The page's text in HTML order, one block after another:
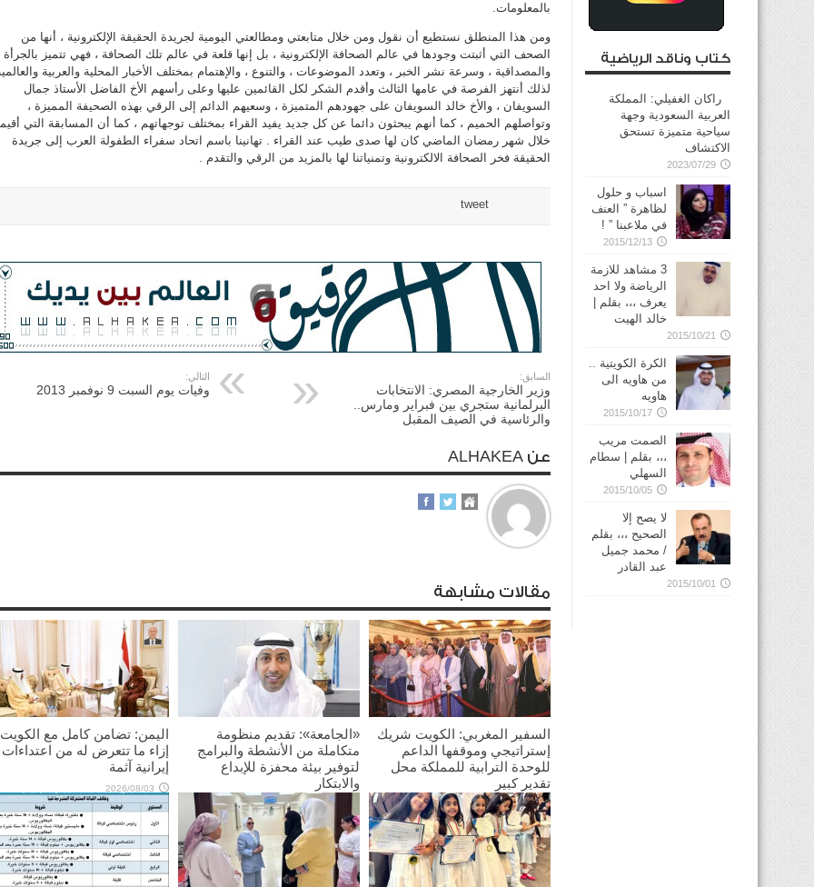
بالمعلومات.
ومن هذا المنطلق نستطيع أن نقول ومن خلال متابعتي ومطالعتي اليومية لجريدة الحقيقة الإلكترونية ، أنها من
الصحف التي أثبتت وجودها في عالم الصحافة الإلكترونية ، بل إنها قلعة في عالم تلك الصحافة ، فهي تتميز بالجرأة
والمصداقية ، وسرعة نشر الخبر ، وتعدد الموضوعات ، والتنوع ، والإهتمام بمختلف الأخبار المحلية والعربية
لذلك أنتهز الفرصة في عامها الثالث وأقدم الشكر لكل القائمين عليها وعلى رأسهم الأخ الفاضل الأستاذ جمال
السويفان ، والأخ خالد السويفان على جهودهم المتميزة ، وسعيهم الدائم إلى الرقي بهذه الصحيفة المميزة ،
وتواصلهم الحميم ، كما أنهم يبحثون دائما عن كل جديد يفيد القراء بمختلف توجهاتهم ، كما أن المسابقة التي
خلال شهر رمضان الماضي كان لها صدى طيب عند القراء . تهانينا باسم اتحاد سفراء الطفولة العرب إلى جريدة
الحقيقة فخر الصحافة الالكترونية وتمنياتنا لها بالمزيد من الرقي والتقدم .
tweet
السابق:
وزير الخارجية المصري: الانتخابات
البرلمانية ستجري بين فبراير ومارس..
والرئاسية في الصيف المقبل
التالي:
وفيات يوم السبت 9 نوفمبر 2013
عن ALHAKEA
مقالات مشابهة
السفير المغربي: الكويت شريك
إستراتيجي وموقفها الداعم
للوحدة الترابية للمملكة محل
تقدير كبير
2026/08/03
«الجامعة»: تقديم منظومة
متكاملة من الأنشطة والبرامج
لتوفير بيئة محفزة للإبداع
والابتكار
2026/08/03
اليمن: تضامن كامل مع الكويت
إزاء ما تتعرض له من اعتداءات
إيرانية آثمة
2026/08/03
كتاب وناقد الرياضية
راكان الغفيلي: المملكة
العربية السعودية وجهة
سياحية متميزة تستحق
الاكتشاف
2023/07/29
اسباب و حلول
لظاهرة ” العنف
في ملاعبنا ” !
2015/12/13
3 مشاهد للازمة
الرياضة ولا احد
يعرف ،،، بقلم |
خالد الهيت
2015/10/21
الكرة الكويتية ..
من هاويه الى
هاويه
2015/10/17
الصمت مريب
،،، بقلم | سطام
السهلي
2015/10/05
لا يصح إلا
الصحيح ،،، بقلم
/ محمد جميل
عبد القادر
2015/10/01